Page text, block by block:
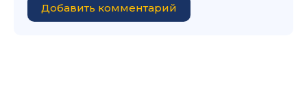
Добавить комментарий